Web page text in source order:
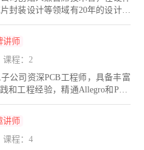
包括：计算机通信产品，多媒体
设备，交通运输设备，数码消费
封装设计等领域有20年的设计管
、Mentor、PADS、AD、H
种PCB设计与仿真工具。现任多家
大型集团合约EDA技术顾问。E
席讲师，为各大高校、电子科技
高速硬件设计培训。创办EDA无
和EDA无忧人才网580eda.com，
猎头和硬件研发人才委培服务。
担任IPC中国PCB设计师理事会
互连设计技术与标准在中国的普
任中国高科技产业化研究化智能
讲师
课程：2
公司资深PCB工程师，具备丰富
和工程经验，精通Allegro和PAD
平台。多年从事车载导航、后视
频监控、网络安防、网络交换机、
计工作。
讲师
课程：4